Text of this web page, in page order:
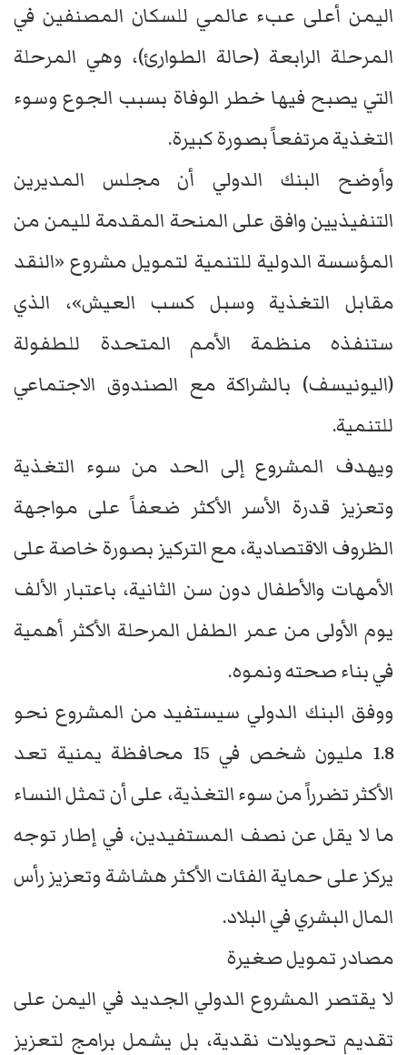
اليمن أعلى عبء عالمي للسكان المصنفين في
المرحلة الرابعة (حالة الطوارئ)، وهي المرحلة
التي يصبح فيها خطر الوفاة بسبب الجوع وسوء
التغذية مرتفعاً بصورة كبيرة.
وأوضح البنك الدولي أن مجلس المديرين
التنفيذيين وافق على المنحة المقدمة لليمن من
المؤسسة الدولية للتنمية لتمويل مشروع «النقد
مقابل التغذية وسبل كسب العيش»، الذي
ستنفذه منظمة الأمم المتحدة للطفولة
(اليونيسف) بالشراكة مع الصندوق الاجتماعي
للتنمية.
ويهدف المشروع إلى الحد من سوء التغذية
وتعزيز قدرة الأسر الأكثر ضعفاً على مواجهة
الظروف الاقتصادية، مع التركيز بصورة خاصة على
الأمهات والأطفال دون سن الثانية، باعتبار الألف
يوم الأولى من عمر الطفل المرحلة الأكثر أهمية
في بناء صحته ونموه.
ووفق البنك الدولي سيستفيد من المشروع نحو
1.8 مليون شخص في 15 محافظة يمنية تعد
الأكثر تضرراً من سوء التغذية، على أن تمثل النساء
ما لا يقل عن نصف المستفيدين، في إطار توجه
يركز على حماية الفئات الأكثر هشاشة وتعزيز رأس
المال البشري في البلاد.
مصادر تمويل صغيرة
لا يقتصر المشروع الدولي الجديد في اليمن على
تقديم تحويلات نقدية، بل يشمل برامج لتعزيز